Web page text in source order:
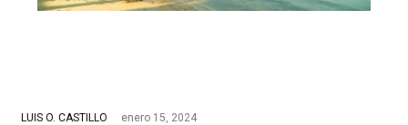
LUIS O. CASTILLO enero 15, 2024